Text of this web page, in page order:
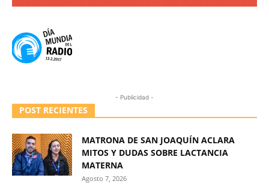
- Publicidad -
POST RECIENTES
MATRONA DE SAN JOAQUÍN ACLARA
MITOS Y DUDAS SOBRE LACTANCIA
MATERNA
Agosto 7, 2026